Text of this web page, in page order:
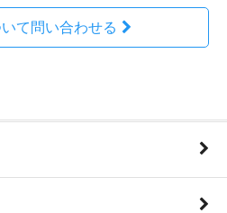
て問い合わせる